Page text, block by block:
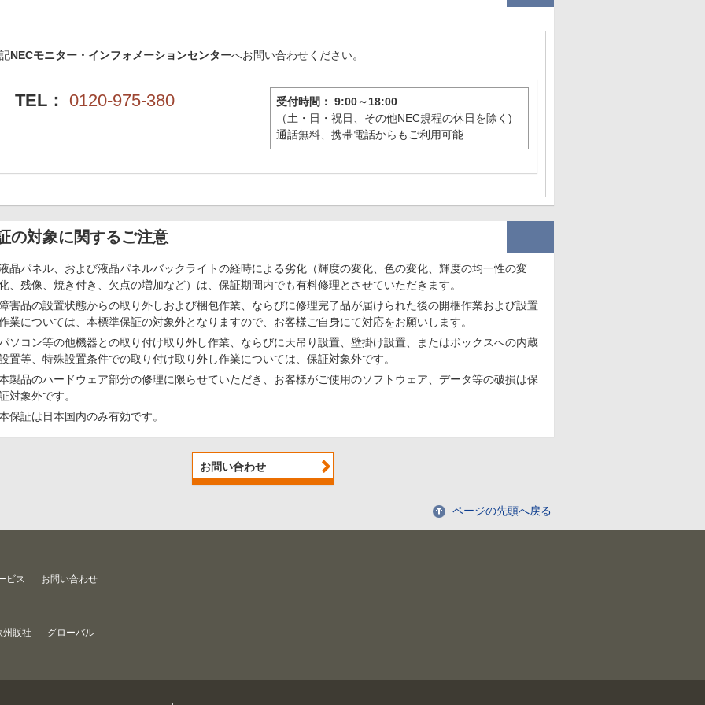
NECモニター・インフォメーションセンターへお問い合わせください。
TEL：0120-975-380
受付時間： 9:00～18:00
（土・日・祝日、その他NEC規程の休日を除く)
通話無料、携帯電話からもご利用可能
の対象に関するご注意
晶パネル、および液晶パネルバックライトの経時による劣化（輝度の変化、色の変化、輝度の均一性の変
、残像、焼き付き、欠点の増加など）は、保証期間内でも有料修理とさせていただきます。
害品の設置状態からの取り外しおよび梱包作業、ならびに修理完了品が届けられた後の開梱作業および設置
業については、本標準保証の対象外となりますので、お客様ご自身にて対応をお願いします。
ソコン等の他機器との取り付け取り外し作業、ならびに天吊り設置、壁掛け設置、またはボックスへの内蔵
置等、特殊設置条件での取り付け取り外し作業については、保証対象外です。
製品のハードウェア部分の修理に限らせていただき、お客様がご使用のソフトウェア、データ等の破損は保
対象外です。
保証は日本国内のみ有効です。
お問い合わせ
ページの先頭へ戻る
ビス お問い合わせ
州販社 グローバル